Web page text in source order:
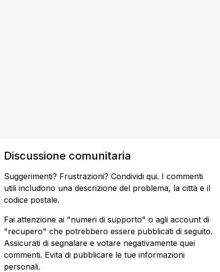
Discussione comunitaria
Suggerimenti? Frustrazioni? Condividi qui. I commenti
utili includono una descrizione del problema, la città e il
codice postale.
Fai attenzione ai "numeri di supporto" o agli account di
"recupero" che potrebbero essere pubblicati di seguito.
Assicurati di segnalare e votare negativamente quei
commenti. Evita di pubblicare le tue informazioni
personali.